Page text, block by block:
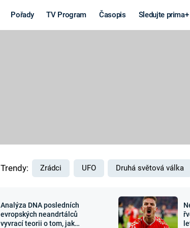
Pořady TV Program Časopis Sledujte prima+
MARS
Výročí
Záhady
Trendy: Zrádci UFO Druhá světová válka
Analýza DNA posledních
evropských neandrtálců
vyvrací teorii o tom, jak